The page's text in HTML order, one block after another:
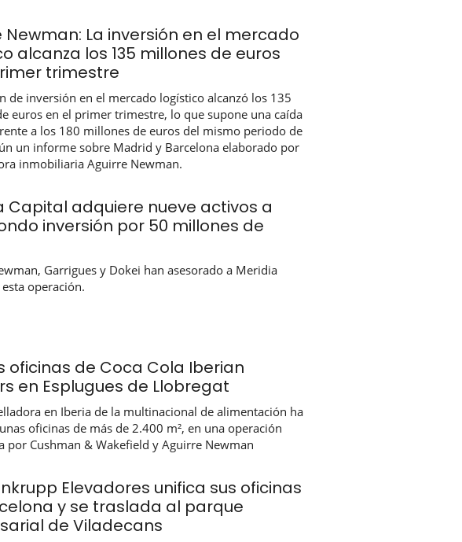
Newman: La inversión en el mercado
alcanza los 135 millones de euros
trimestre
de inversión en el mercado logístico alcanzó los 135
euros en el primer trimestre, lo que supone una caída
a los 180 millones de euros del mismo periodo de
un informe sobre Madrid y Barcelona elaborado por
inmobiliaria Aguirre Newman.
Capital adquiere nueve activos a
inversión por 50 millones de
Garrigues y Dokei han asesorado a Meridia
operación.
oficinas de Coca Cola Iberian
en Esplugues de Llobregat
en Iberia de la multinacional de alimentación ha
oficinas de más de 2.400 m², en una operación
por Cushman & Wakefield y Aguirre Newman
Elevadores unifica sus oficinas
y se traslada al parque
de Viladecans